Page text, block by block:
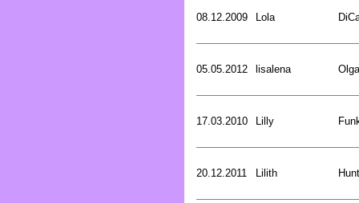
08.12.2009 Lola
05.05.2012 lisalena
17.03.2010 Lilly
20.12.2011 Lilith